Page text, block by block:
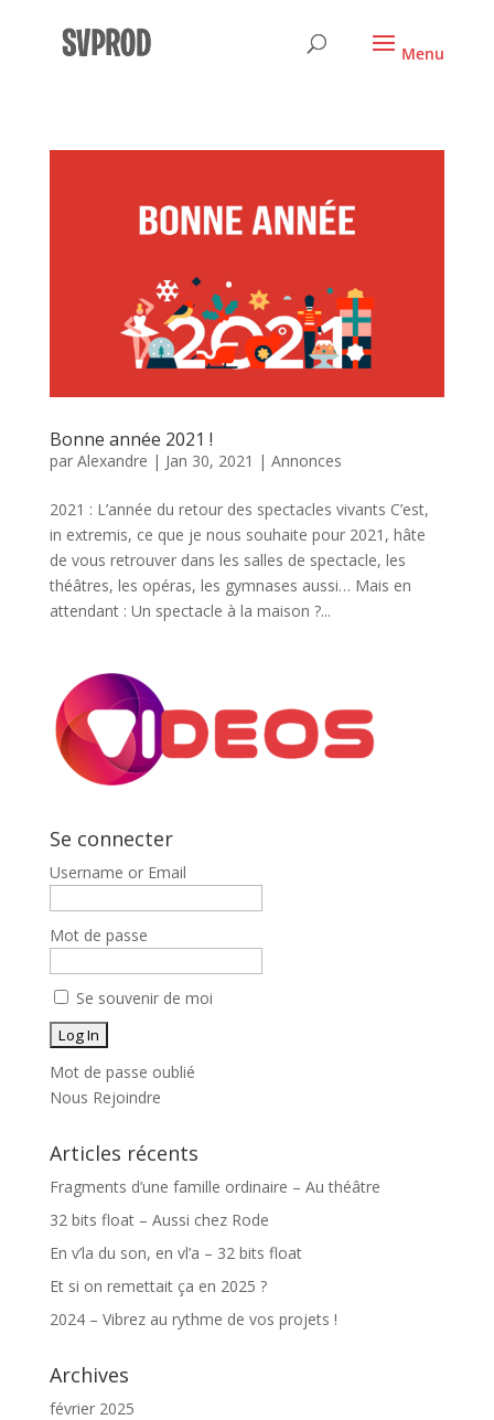
Bonne année 2021 !
par Alexandre | Jan 30, 2021 | Annonces
2021 : L’année du retour des spectacles vivants C’est,
in extremis, ce que je nous souhaite pour 2021, hâte
de vous retrouver dans les salles de spectacle, les
théâtres, les opéras, les gymnases aussi… Mais en
attendant : Un spectacle à la maison ?...
Se connecter
Username or Email
Mot de passe
Se souvenir de moi
Mot de passe oublié
Nous Rejoindre
Articles récents
Fragments d’une famille ordinaire – Au théâtre
32 bits float – Aussi chez Rode
En v’la du son, en vl’a – 32 bits float
Et si on remettait ça en 2025 ?
2024 – Vibrez au rythme de vos projets !
Archives
février 2025